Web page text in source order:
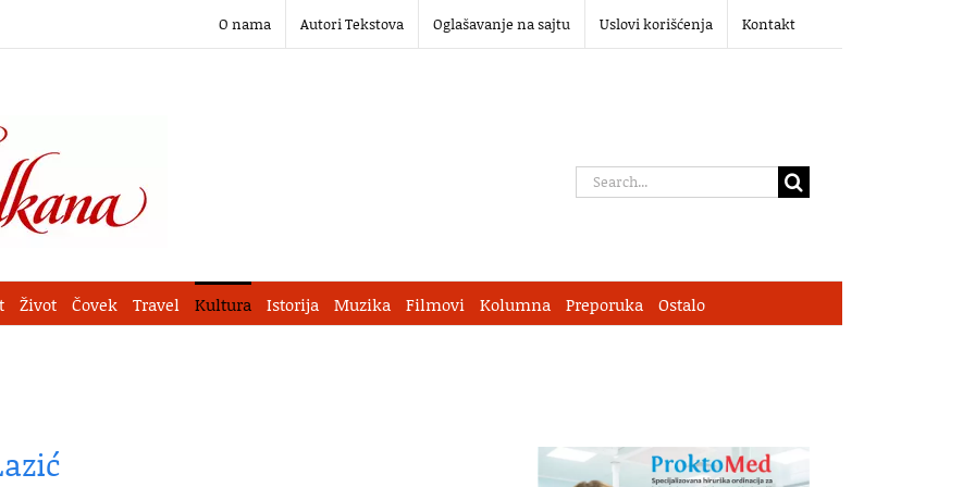
O nama Autori Tekstova Oglašavanje na sajtu Uslovi korišćenja Kontakt
Search
Život Čovek Travel Kultura Istorija Muzika Filmovi Kolumna Preporuka Ostalo